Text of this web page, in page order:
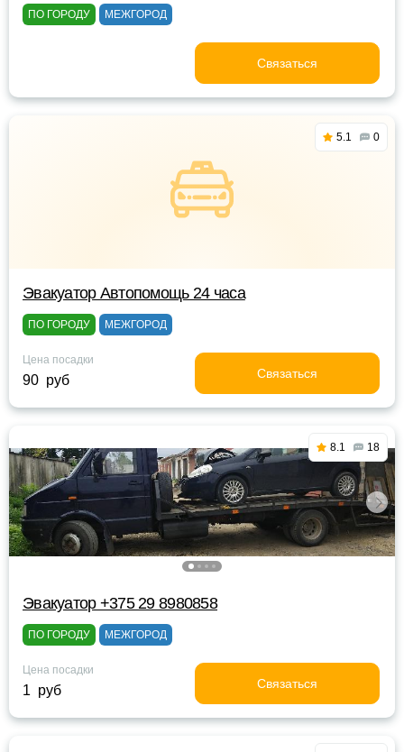
ПО ГОРОДУ МЕЖГОРОД
Связаться
5.1 0
Эвакуатор Автопомощь 24 часа
ПО ГОРОДУ МЕЖГОРОД
Цена посадки
90 руб Связаться
8.1 18
Эвакуатор +375 29 8980858
ПО ГОРОДУ МЕЖГОРОД
Цена посадки
1 руб Связаться